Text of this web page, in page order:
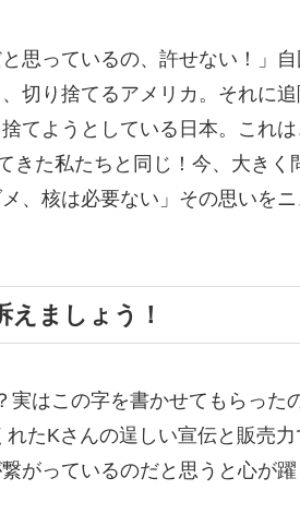
思っているの、許せない！」自
切り捨てるアメリカ。それに追
てようとしている日本。これは
きた私たちと同じ！今、大きく
、核は必要ない」その思いをニ
ましょう！
実はこの字を書かせてもらった
たKさんの逞しい宣伝と販売
がっているのだと思うと心が躍